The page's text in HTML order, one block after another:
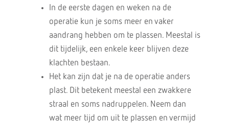
In de eerste dagen en weken na de
operatie kun je soms meer en vaker
aandrang hebben om te plassen. Meestal is
dit tijdelijk, een enkele keer blijven deze
klachten bestaan.
Het kan zijn dat je na de operatie anders
plast. Dit betekent meestal een zwakkere
straal en soms nadruppelen. Neem dan
wat meer tijd om uit te plassen en vermijd